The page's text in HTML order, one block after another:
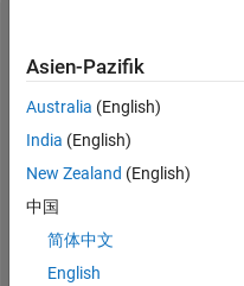
Statistik
MATLAB Answers
Asien-Pazifik
Australia (English)
India (English)
New Zealand (English)
中国
简体中文
English